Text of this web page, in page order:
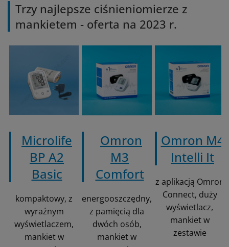
Trzy najlepsze ciśnieniomierze z
mankietem - oferta na 2023 r.
Microlife
BP A2
Basic
kompaktowy, z
wyraźnym
wyświetlaczem,
mankiet w
Omron
M3
Comfort
energooszczędny,
z pamięcią dla
dwóch osób,
mankiet w
Omron M4
Intelli It
z aplikacją Omron
Connect, duży
wyświetlacz,
mankiet w
zestawie